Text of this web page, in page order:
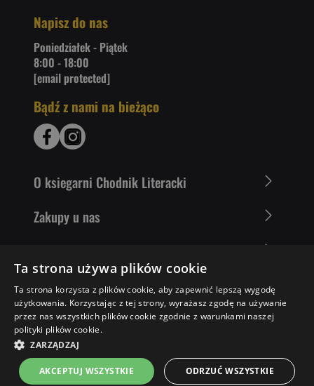
32,26 ZŁ
Napisz do nas
Poniedziałek - Piątek
8:00 - 18:00
[email protected]
Bądź z nami na bieżąco
O ksiegarni Chodnik Literacki
Zakupy u nas
Literaci polecają
Ta strona używa plików cookie
Ta strona korzysta z plików cookie, aby zapewnić lepszą wygodę
użytkowania. Korzystając z tej strony, wyrażasz zgodę na używanie
przez nas wszystkich plików cookie zgodnie z warunkami naszej
polityki plików cookie.
ZARZĄDZAJ
AKCEPTUJ WSZYSTKIE ODRZUĆ WSZYSTKIE